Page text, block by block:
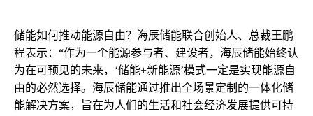
储能如何推动能源自由？海辰储能联合创始人、总裁王鹏
程表示：“作为一个能源参与者、建设者，海辰储能始终认
为在可预见的未来，‘储能+新能源’模式一定是实现能源自
由的必然选择。海辰储能通过推出全场景定制的一体化储
能解决方案，旨在为人们的生活和社会经济发展提供可持